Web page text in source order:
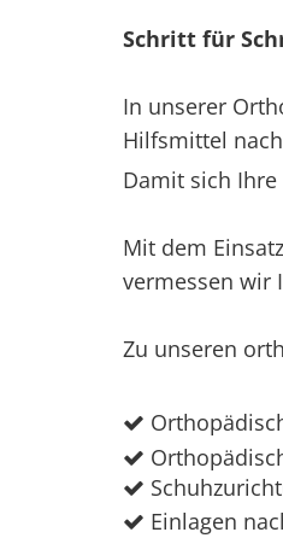
Schritt für
In unserer
Hilfsmittel
Damit sich
Mit dem
vermessen wir
Zu unseren



 Einlagen